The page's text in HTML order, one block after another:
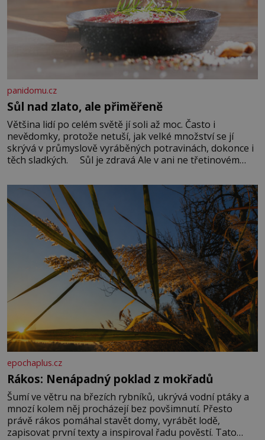
panidomu.cz
Sůl nad zlato, ale přiměřeně
Většina lidí po celém světě jí soli až moc. Často i
nevědomky, protože netuší, jak velké množství se jí
skrývá v průmyslově vyráběných potravinách, dokonce i
těch sladkých. Sůl je zdravá Ale v ani ne třetinovém
základní složky– sodík a chlór – jsou zásadní pro
správné hospodaření
epochaplus.cz
Rákos: Nenápadný poklad z mokřadů
Šumí ve větru na březích rybníků, ukrývá vodní ptáky a
mnozí kolem něj procházejí bez povšimnutí. Přesto
právě rákos pomáhal stavět domy, vyrábět lodě,
zapisovat první texty a inspiroval řadu pověstí. Tato